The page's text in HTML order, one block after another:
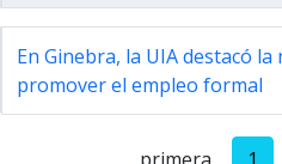
En Ginebra, la UIA destacó la
promover el empleo formal